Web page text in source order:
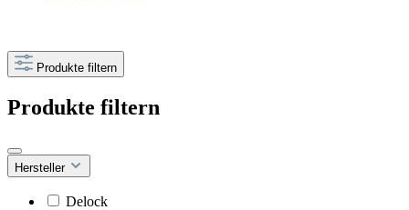
Produkte filtern
Produkte filtern
Hersteller
Delock